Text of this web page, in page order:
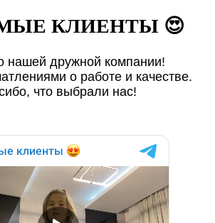
КЛИЕНТЫ 😍
нашей дружной компании!
о работе и качестве.
что выбрали нас!